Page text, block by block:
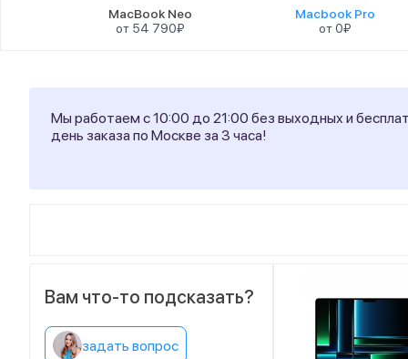
MacBook Neo
от 54 790₽
Macbook Pro
от 0₽
Мы работаем с 10:00 до 21:00 без выходных и
день заказа по Москве за 3 часа!
Вам что-то подсказать?
задать вопрос